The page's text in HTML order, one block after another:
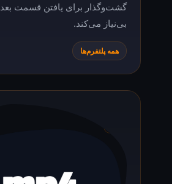
گشت‌وگذار برای یافتن قسمت بعدی هر محتوا
بی‌نیاز می‌کند.
همه پلتفرم‌ها